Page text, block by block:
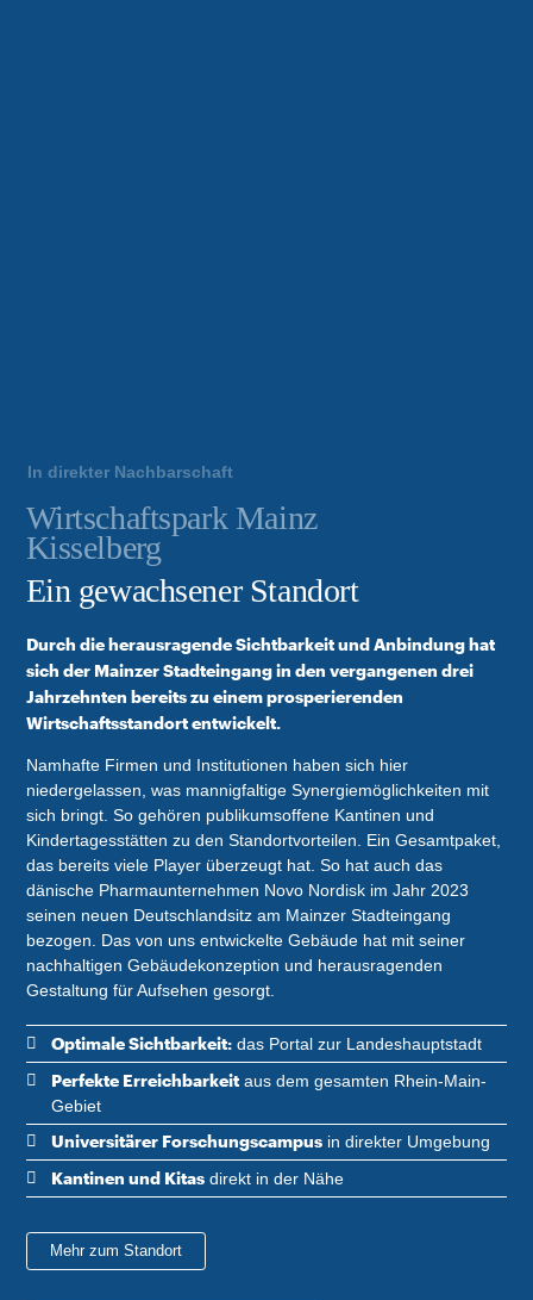
In direkter Nachbarschaft
Wirtschaftspark Mainz
Kisselberg
Ein gewachsener Standort
Durch die herausragende Sichtbarkeit und Anbindung hat
sich der Mainzer Stadteingang in den vergangenen drei
Jahrzehnten bereits zu einem prosperierenden
Wirtschaftsstandort entwickelt.
Namhafte Firmen und Institutionen haben sich hier
niedergelassen, was mannigfaltige Synergiemöglichkeiten mit
sich bringt. So gehören publikumsoffene Kantinen und
Kindertagesstätten zu den Standortvorteilen. Ein Gesamtpaket,
das bereits viele Player überzeugt hat. So hat auch das
dänische Pharmaunternehmen Novo Nordisk im Jahr 2023
seinen neuen Deutschlandsitz am Mainzer Stadteingang
bezogen. Das von uns entwickelte Gebäude hat mit seiner
nachhaltigen Gebäudekonzeption und herausragenden
Gestaltung für Aufsehen gesorgt.
Optimale Sichtbarkeit: das Portal zur Landeshauptstadt
Perfekte Erreichbarkeit aus dem gesamten Rhein-Main-
Gebiet
Universitärer Forschungscampus in direkter Umgebung
Kantinen und Kitas direkt in der Nähe
Mehr zum Standort